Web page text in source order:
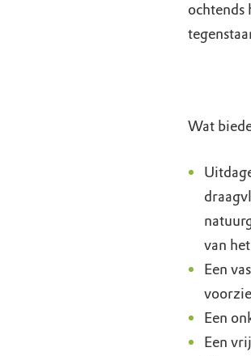
ochtends
Wat
van
Een
Een
Een